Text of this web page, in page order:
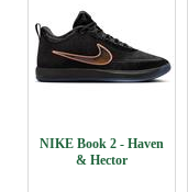
NIKE Book 2 - Haven
& Hector